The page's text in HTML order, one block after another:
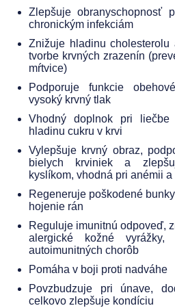
Zlepšuje obranyschopnosť
chronickým infekciám
Znižuje hladinu
tvorbe krvných zrazenín
mŕtvice)
Podporuje funkcie
vysoký krvný tlak
Vhodný doplnok pri liečbe
hladinu cukru v krvi
Vylepšuje krvný obraz,
bielych krviniek a
kyslíkom, vhodná pri anémii a
Regeneruje poškodené
hojenie rán
Reguluje imunitnú odpoveď,
alergické kožné
autoimunitných chorôb
Pomáha v boji proti nadváhe
Povzbudzuje pri únave,
celkovo zlepšuje kondíciu